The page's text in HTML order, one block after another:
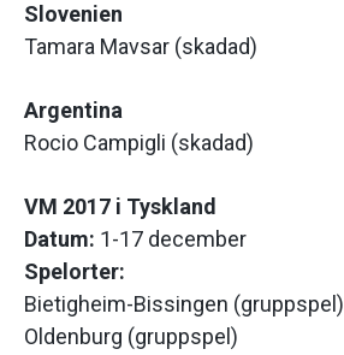
Slovenien
Tamara Mavsar (skadad)
Argentina
Rocio Campigli (skadad)
VM 2017 i Tyskland
Datum: 1-17 december
Spelorter:
Bietigheim-Bissingen (gruppspel)
Oldenburg (gruppspel)